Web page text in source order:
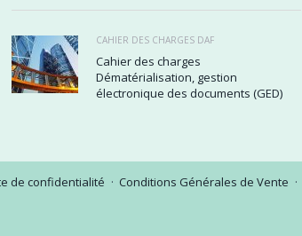
CAHIER DES CHARGES DAF
Cahier des charges
Dématérialisation, gestion
électronique des documents (GED)
de confidentialité Conditions Générales de Vente